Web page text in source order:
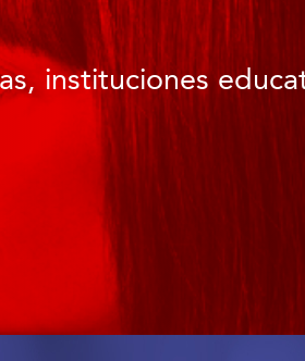
instituciones